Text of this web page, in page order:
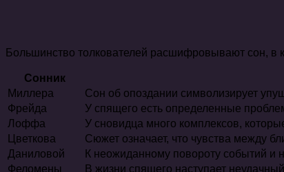
Большинство толкователей расшифровывают сон, в
Сонник
Миллера
Сон об опоздании символизирует
Фрейда
У спящего есть определенные
Лоффа
У сновидца много комплексов,
Цветкова
Сюжет означает, что чувства между
Даниловой
К неожиданному повороту событий и
Феломены
В жизни спящего наступает